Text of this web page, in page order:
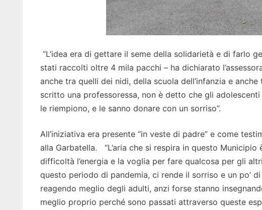
“L’idea era di gettare il seme della solidarietà e di farlo
stati raccolti oltre 4 mila pacchi – ha dichiarato
anche tra quelli dei nidi, della scuola dell’infanzia e
scritto una professoressa, non è detto che gli
le riempiono, e le sanno donare con un sorriso”.
All’iniziativa era presente “in veste di padre” e come
alla Garbatella. “L’aria che si respira in questo
difficoltà l’energia e la voglia per fare qualcosa per gli
questo periodo di pandemia, ci rende il sorriso e un po’
reagendo meglio degli adulti, anzi forse stanno
meglio proprio perché sono passati attraverso queste